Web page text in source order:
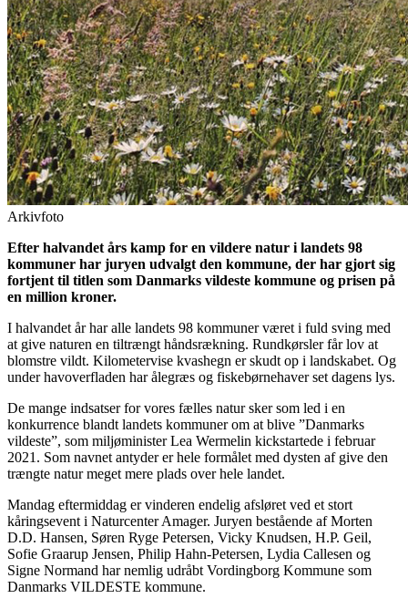
Arkivfoto
Efter halvandet års kamp for en vildere natur i landets 98
kommuner har juryen udvalgt den kommune, der har gjort sig
fortjent til titlen som Danmarks vildeste kommune og prisen på
en million kroner.
I halvandet år har alle landets 98 kommuner været i fuld sving med
at give naturen en tiltrængt håndsrækning. Rundkørsler får lov at
blomstre vildt. Kilometervise kvashegn er skudt op i landskabet. Og
under havoverfladen har ålegræs og fiskebørnehaver set dagens lys.
De mange indsatser for vores fælles natur sker som led i en
konkurrence blandt landets kommuner om at blive ”Danmarks
vildeste”, som miljøminister Lea Wermelin kickstartede i februar
2021. Som navnet antyder er hele formålet med dysten af give den
trængte natur meget mere plads over hele landet.
Mandag eftermiddag er vinderen endelig afsløret ved et stort
kåringsevent i Naturcenter Amager. Juryen bestående af Morten
D.D. Hansen, Søren Ryge Petersen, Vicky Knudsen, H.P. Geil,
Sofie Graarup Jensen, Philip Hahn-Petersen, Lydia Callesen og
Signe Normand har nemlig udråbt Vordingborg Kommune som
Danmarks VILDESTE kommune.